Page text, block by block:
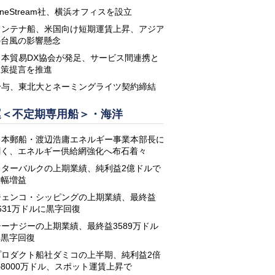
社、横浜オフィスを設立
テナ船、米国向け短期運賃上昇、アジア
風の影響懸念
貿易DX協会が発足、サービス間連携と
提言を推進
、東北大とネーミングライツ契約締結
不定期専用船＞・海洋
郵船・渡辺浩庸エネルギー事業本部長に
、エネルギー供給網強化へ布石着々
ーバルクの上期業績、純利益2億ドルで
増益
ンコ・シッピングの上期業績、最終益
万ドルに黒字回復
ナジーの上期業績、最終益3589万ドル
字回復
ダクト船社ダミコの上半期、純利益2倍
万ドル、スポット運賃上昇で